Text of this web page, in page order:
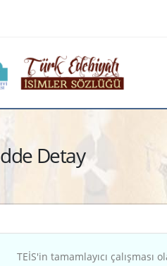
Detay
TEİS'in tamamlayıcı çalışması